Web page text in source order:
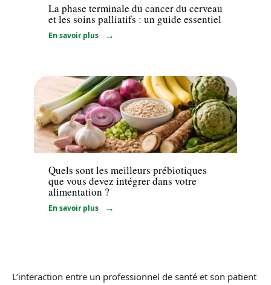
La phase terminale du cancer du cerveau
et les soins palliatifs : un guide essentiel
En savoir plus
Minceur
Quels sont les meilleurs prébiotiques
que vous devez intégrer dans votre
alimentation ?
En savoir plus
L’interaction entre un professionnel de santé et son patient